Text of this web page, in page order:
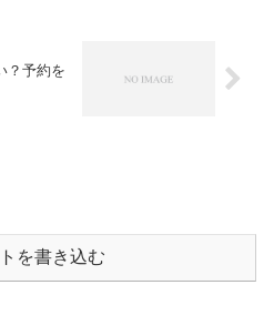
？予約を
を書き込む